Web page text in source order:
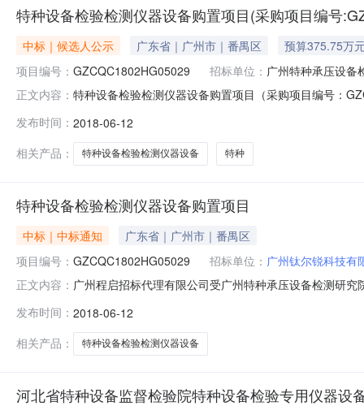
特种设备检验检测仪器设备购置项目(采购项目编号
中标｜候选人公示 广东省｜广州市｜番禺区
预算375.75万
项目编号： GZCQC1802HG05029 招标单位： 广州特种承压设备
正文内容： 特种设备检验检测仪器设备购置项目（采购项目编号：
标日期2018年05月18日评审专家名单迟天俊、王恋、李
发布时间： 2018-06-12
相关产品：
特种设备检验检测仪器设备 特种
特种设备检验检测仪器设备购置项目
中标｜中标通知
广东省｜广州市｜番禺区
项目编号： GZCQC1802HG05029 招标单位： 广州钛尔锐科技有
正文内容： 广州程启招标代理有限公司受广州特种承压设备检测研
201805-100511-0011,440100-201805-100511-
发布时间： 2018-06-12
相关产品：
特种设备检验检测仪器设备
河北省特种设备监督检验院特种设备检验专用仪器设